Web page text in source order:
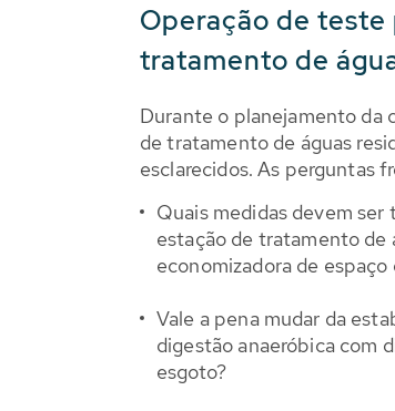
Operação de
tratamento de
Durante o planejamento da
de tratamento de águas
esclarecidos. As perguntas
Quais medidas devem ser
estação de tratamento de
economizadora de espaço
Vale a pena mudar da
digestão anaeróbica com
esgoto?